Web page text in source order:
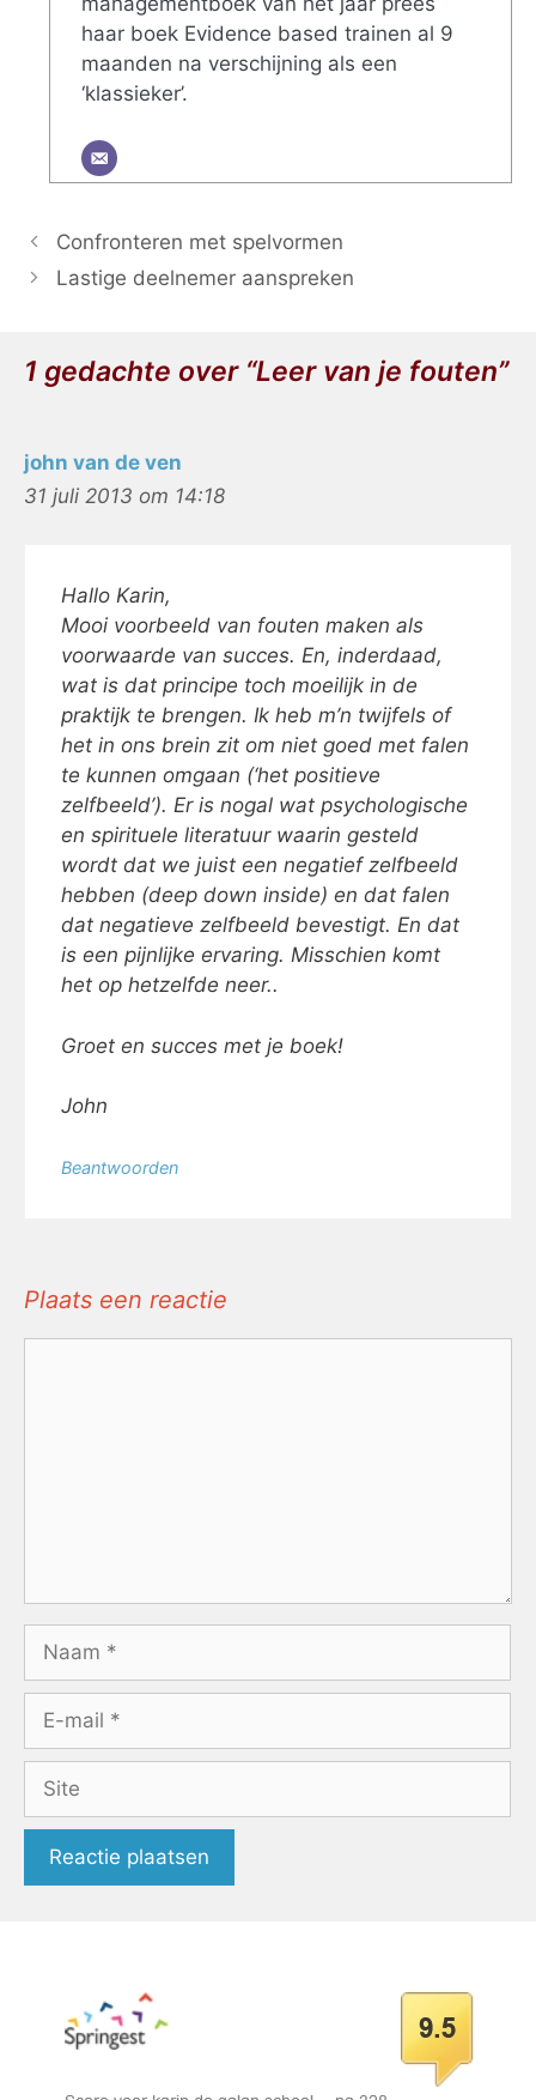
haar boek Evidence based trainen al 9
maanden na verschijning als een
‘klassieker’.
Confronteren met spelvormen
Lastige deelnemer aanspreken
1 gedachte over “Leer van je fouten”
john van de ven
31 juli 2013 om 14:18
Hallo Karin,
Mooi voorbeeld van fouten maken als
voorwaarde van succes. En, inderdaad,
wat is dat principe toch moeilijk in de
praktijk te brengen. Ik heb m’n twijfels of
het in ons brein zit om niet goed met falen
te kunnen omgaan (‘het positieve
zelfbeeld’). Er is nogal wat psychologische
en spirituele literatuur waarin gesteld
wordt dat we juist een negatief zelfbeeld
hebben (deep down inside) en dat falen
dat negatieve zelfbeeld bevestigt. En dat
is een pijnlijke ervaring. Misschien komt
het op hetzelfde neer..
Groet en succes met je boek!
John
Beantwoorden
Plaats een reactie
Naam
Site